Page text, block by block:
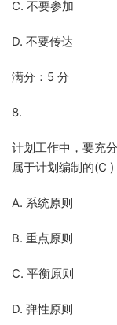
C. 不要参加
D. 不要传达
满分：5 分
8.
计划工作中，要充
属于计划编制的(C )
A. 系统原则
B. 重点原则
C. 平衡原则
D. 弹性原则